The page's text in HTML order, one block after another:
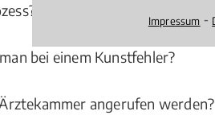
bei einem Kunstfehler?
angerufen werden?
Impressum ⁃